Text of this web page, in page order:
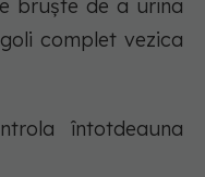
bruște de a urina
complet vezica
întotdeauna